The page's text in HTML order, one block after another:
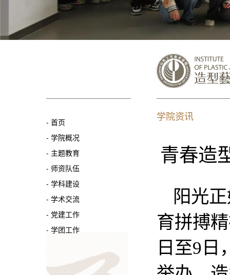
- 首页
- 学院概况
- 主题教育
- 师资队伍
- 学科建设
- 学术交流
- 党建工作
- 学团工作
学院资讯
青春造
阳光
育拼搏
日至9日